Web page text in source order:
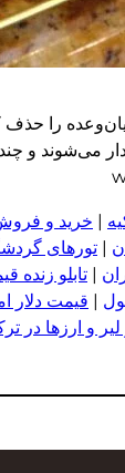
را
می‌شوند و
| خرید و
| تورهای
| تابلو زنده
| قیمت دلار
و ار زها در